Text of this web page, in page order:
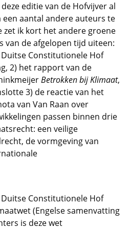
editie van de Hofvijver al
een aantal andere auteurs te
zet ik kort het andere groene
van de afgelopen tijd uiteen:
Constitutionele Hof
2) het rapport van de
Betrokken bij Klimaat,
3) de reactie van het
van Van Raan over
passen binnen drie
een veilige
de vormgeving van
Constitutionele Hof
(Engelse samenvatting
is deze wet